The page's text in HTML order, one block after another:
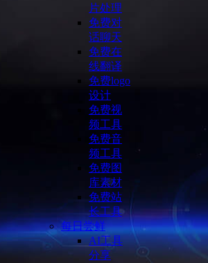
片处理
免费对
话聊天
免费在
线翻译
免费logo
设计
免费视
频工具
免费音
频工具
免费图
库素材
免费站
长工具
每日尝鲜
AI工具
分享